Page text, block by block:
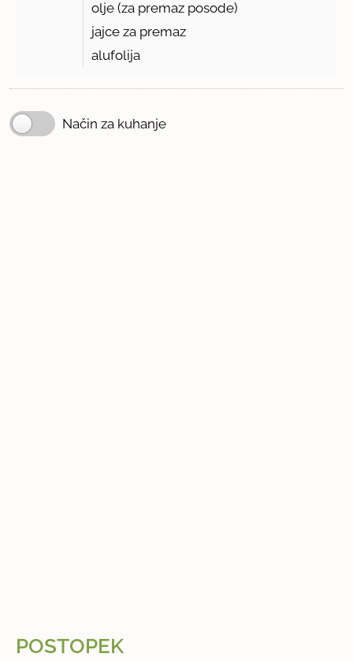
olje (za premaz posode)
jajce za premaz
alufolija
Način za kuhanje
POSTOPEK